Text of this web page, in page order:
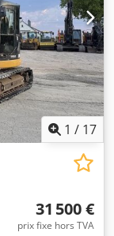
1 / 17
31 500 €
prix fixe hors TVA